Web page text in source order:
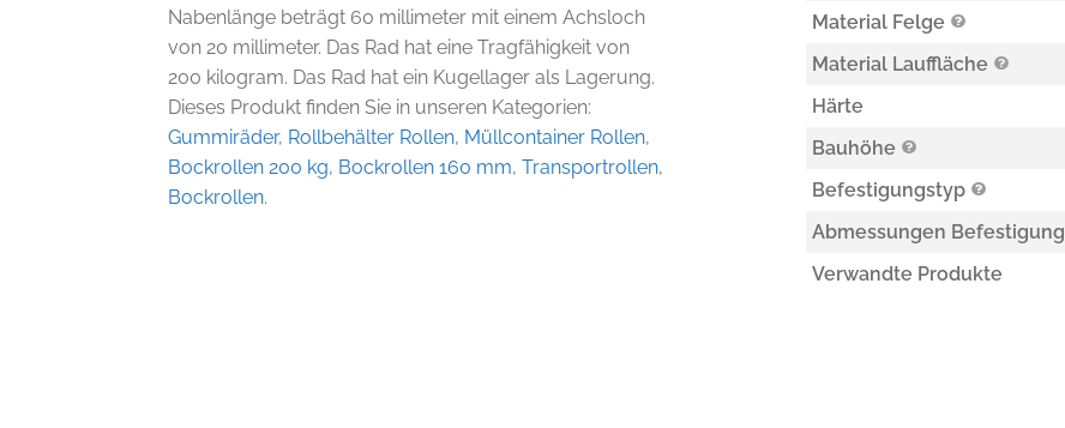
Nabenlänge beträgt 60 millimeter mit einem Achsloch
von 20 millimeter. Das Rad hat eine Tragfähigkeit von
200 kilogram. Das Rad hat ein Kugellager als Lagerung.
Dieses Produkt finden Sie in unseren Kategorien:
Gummiräder, Rollbehälter Rollen, Müllcontainer Rollen,
Bockrollen 200 kg, Bockrollen 160 mm,Transportrollen,
Bockrollen.
Material Felge
Material Lauffläche
Härte
Bauhöhe
Befestigungstyp
Abmessungen Befestigung
Verwandte Produkte